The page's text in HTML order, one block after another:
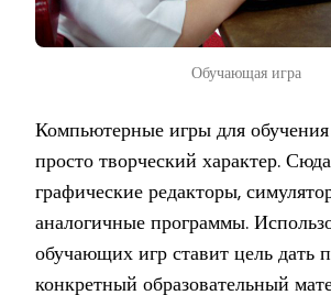
Обучающая игра
Компьютерные игры для
просто творческий характер.
графические редакторы,
аналогичные программы.
обучающих игр ставит цель дать
конкретный образовательный